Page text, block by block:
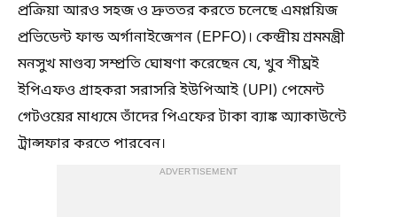
প্রক্রিয়া আরও সহজ ও দ্রুততর করতে চলেছে এমপ্লয়িজ
প্রভিডেন্ট ফান্ড অর্গানাইজেশন (EPFO)। কেন্দ্রীয় শ্রমমন্ত্রী
মনসুখ মাণ্ডব্য সম্প্রতি ঘোষণা করেছেন যে, খুব শীঘ্রই
ইপিএফও গ্রাহকরা সরাসরি ইউপিআই (UPI) পেমেন্ট
গেটওয়ের মাধ্যমে তাঁদের পিএফের টাকা ব্যাঙ্ক অ্যাকাউন্টে
ট্রান্সফার করতে পারবেন।
ADVERTISEMENT